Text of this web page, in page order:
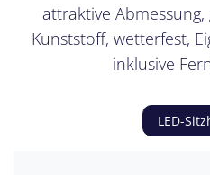
attraktive
Kunststoff, wetterfest,
inklusive
LED-